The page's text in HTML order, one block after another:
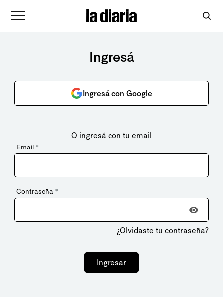
Ingresá
Ingresá con Google
O ingresá con tu email
Email *
Contraseña *
¿Olvidaste tu contraseña?
Ingresar